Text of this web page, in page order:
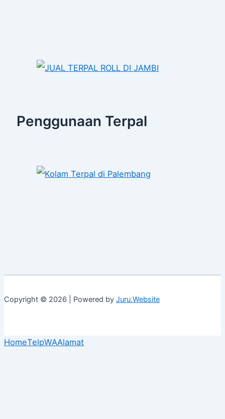
Penggunaan Terpal
Copyright © 2026 | Powered by Juru.Website
HomeTelpWAAlamat